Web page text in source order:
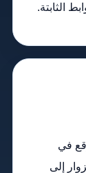
الثابتة.
في
إلى